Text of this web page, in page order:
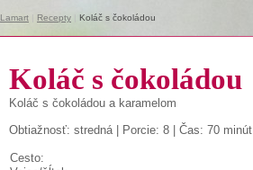
Lamart Recepty Koláč s čokoládou
Koláč s čokoládou
Koláč s čokoládou a karamelom
Obtiažnosť: stredná | Porcie: 8 | Čas: 70 minút
Cesto: